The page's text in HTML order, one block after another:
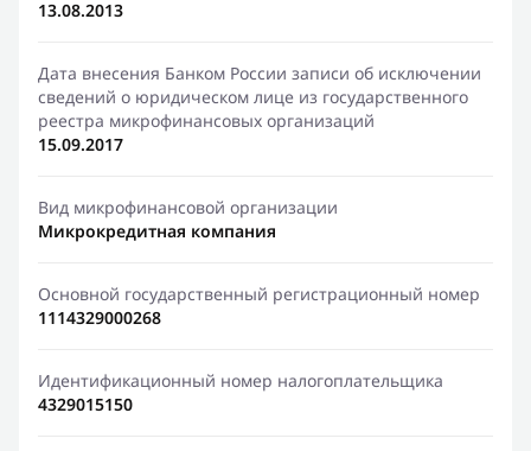
13.08.2013
Дата внесения Банком России записи об исключении
сведений о юридическом лице из государственного
реестра микрофинансовых организаций
15.09.2017
Вид микрофинансовой организации
Микрокредитная компания
Основной государственный регистрационный номер
1114329000268
Идентификационный номер налогоплательщика
4329015150